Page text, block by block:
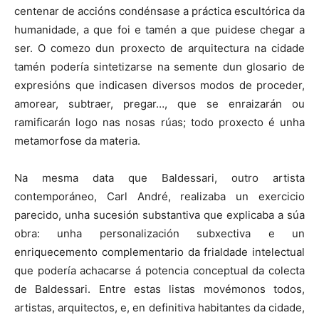
centenar de accións condénsase a práctica escultórica da
humanidade, a que foi e tamén a que puidese chegar a
ser. O comezo dun proxecto de arquitectura na cidade
tamén podería sintetizarse na semente dun glosario de
expresións que indicasen diversos modos de proceder,
amorear, subtraer, pregar…, que se enraizarán ou
ramificarán logo nas nosas rúas; todo proxecto é unha
metamorfose da materia.
Na mesma data que Baldessari, outro artista
contemporáneo, Carl André, realizaba un exercicio
parecido, unha sucesión substantiva que explicaba a súa
obra: unha personalización subxectiva e un
enriquecemento complementario da frialdade intelectual
que podería achacarse á potencia conceptual da colecta
de Baldessari. Entre estas listas movémonos todos,
artistas, arquitectos, e, en definitiva habitantes da cidade,